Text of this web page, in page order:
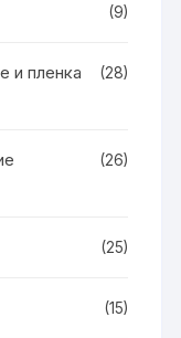
(9)
и пленка
(28)
(26)
(25)
(15)